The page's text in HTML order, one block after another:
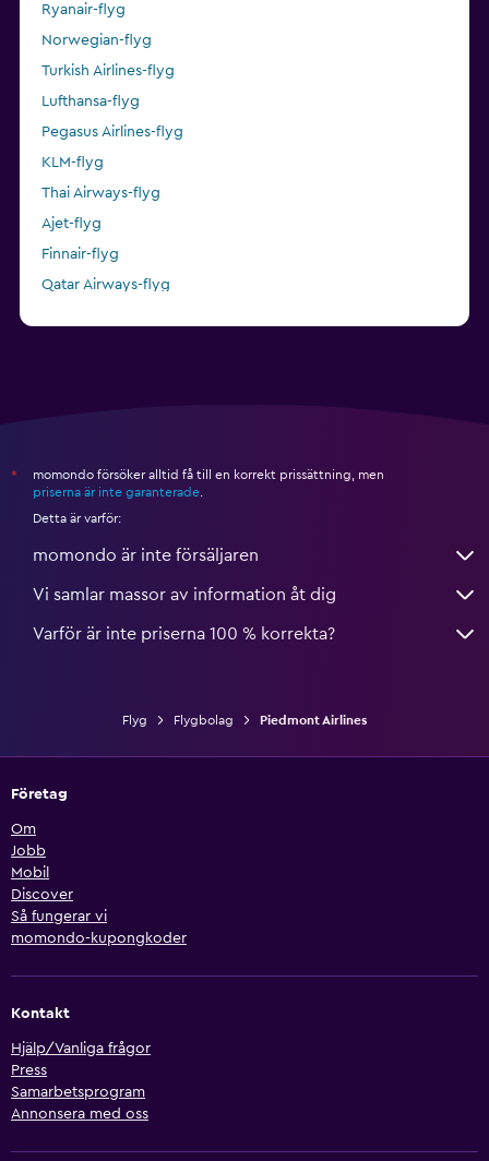
Ryanair-flyg
Norwegian-flyg
Turkish Airlines-flyg
Lufthansa-flyg
Pegasus Airlines-flyg
KLM-flyg
Thai Airways-flyg
Ajet-flyg
Finnair-flyg
Qatar Airways-flyg
*
momondo försöker alltid få till en korrekt prissättning, men
priserna är inte garanterade
Detta är varför:
momondo är inte försäljaren
Vi samlar massor av information åt dig
Varför är inte priserna 100 % korrekta?
Flyg Flygbolag Piedmont Airlines
Företag
Om
Jobb
Mobil
Discover
Så fungerar vi
momondo-kupongkoder
Kontakt
Hjälp/Vanliga frågor
Press
Samarbetsprogram
Annonsera med oss